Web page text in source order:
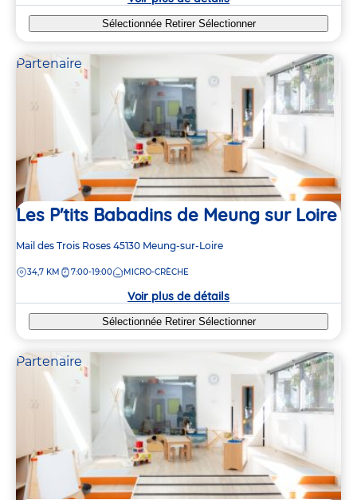
Sélectionnée Retirer Sélectionner
Partenaire
Les P'tits Babadins de Meung sur Loire
Adresse
la
Mail des Trois Roses 45130 Meung-sur-Loire
DISTANCE
34,7 KM 7:00-19:00 MICRO-CRÈCHE
Voir plus de détails
Sélectionnée Retirer Sélectionner
Partenaire